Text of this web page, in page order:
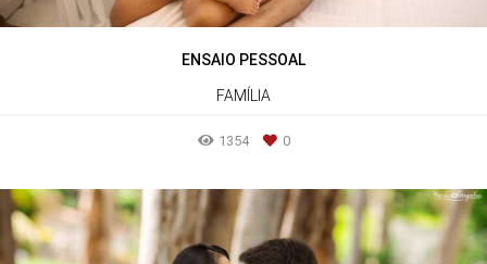
ENSAIO PESSOAL
FAMÍLIA
1354 0